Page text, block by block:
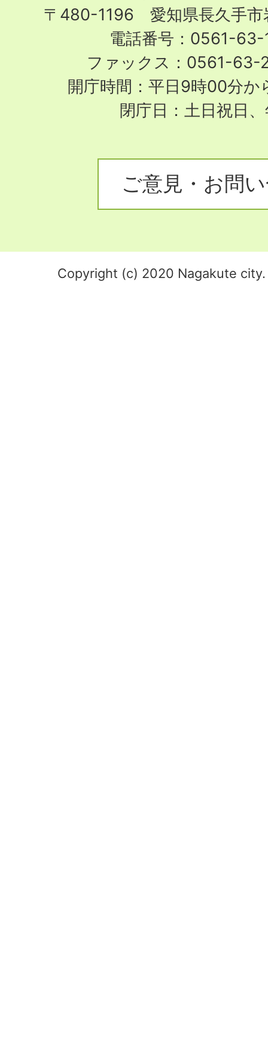
〒480-1196 愛知県長久手市
電話番号：0561-63-
ファックス：0561-63-
開庁時間：平日9時00分
閉庁日：土日祝日
ご意見・お問
Copyright (c) 2020 Nagakute